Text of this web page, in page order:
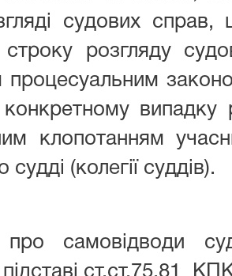
судових
розгляду
процесуальним
випадку
клопотанням
(колегії суддів).
про самовідводи
підставі ст.ст.75,81